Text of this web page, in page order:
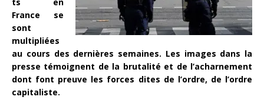
France se
sont
multipliées
au cours des dernières semaines. Les images dans la
presse témoignent de la brutalité et de l’acharnement
dont font preuve les forces dites de l’ordre, de l’ordre
capitaliste.